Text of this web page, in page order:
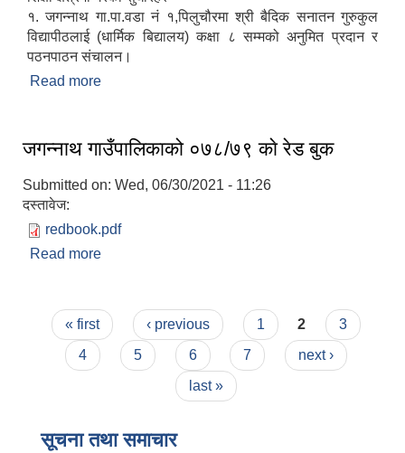
१. जगन्नाथ गा.पा.वडा नं १,पिलुचौरमा श्री बैदिक सनातन गुरुकुल
विद्यापीठलाई (धार्मिक बिद्यालय) कक्षा ८ सम्मको अनुमित प्रदान र
पठनपाठन संचालन।
Read more
जगन्नाथ गाउँपालिकाको ०७८/७९ काे रेड बुक
Submitted on: Wed, 06/30/2021 - 11:26
दस्तावेज:
redbook.pdf
Read more
Pages
« first ‹ previous 1 2
3
4
5 6 7
next ›
last »
सूचना तथा समाचार